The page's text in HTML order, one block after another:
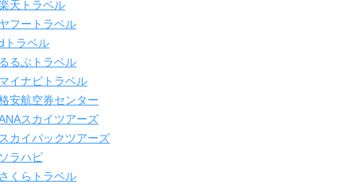
天トラベル
ヤフートラベル
トラベル
るるぶトラベル
マイナビトラベル
安航空券センター
スカイツアーズ
スカイパックツアーズ
ソラハピ
さくらトラベル